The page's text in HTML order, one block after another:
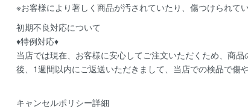
※お客様により著しく商品が汚されていたり、傷つけられて
初期不良対応について
♦特例対応♦
当店では現在、お客様に安心してご注文いただくため、商
後、1週間以内にご返送いただきまして、当店での検品で傷
キャンセルポリシー詳細